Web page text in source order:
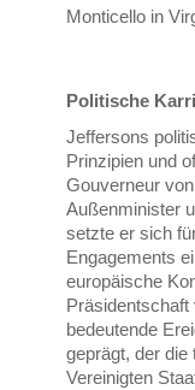
Monticello in
Politische
Jeffersons
Prinzipien und
Gouverneur
Außenminister
setzte er sich
Engagements
europäische
Präsidentschaft
bedeutende
geprägt, der die
Vereinigten